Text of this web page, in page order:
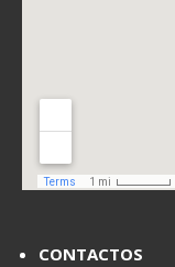
CONTACTOS